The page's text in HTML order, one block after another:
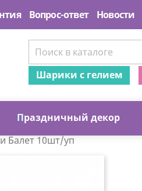
Вопрос-ответ Новости
Праздничный декор
Шарики с гелием
Балет 10шт/уп